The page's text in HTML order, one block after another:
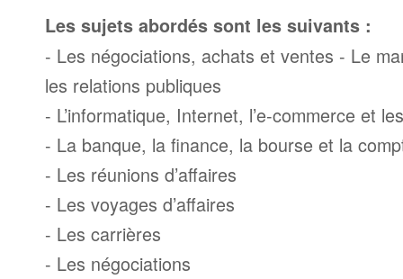
Les sujets abordés sont les suivants :
- Les négociations, achats et ventes - Le
les relations publiques
- L’informatique, Internet, l’e-commerce et
- La banque, la finance, la bourse et la
- Les réunions d’affaires
- Les voyages d’affaires
- Les carrières
- Les négociations